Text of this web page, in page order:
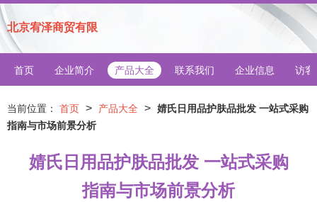
北京宥泽商贸有限
首页 企业简介 产品大全 联系我们 企业信息 访客
当前位置： 首页 > 产品大全 > 婧氏日用品护肤品批发 一站式采购
指南与市场前景分析
婧氏日用品护肤品批发 一站式采购
指南与市场前景分析